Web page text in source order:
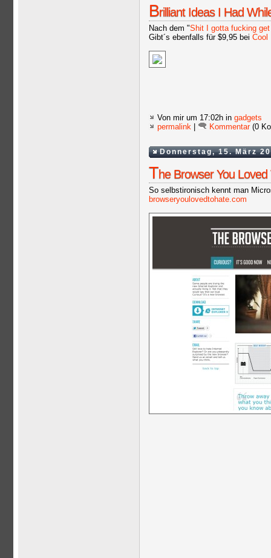
Brilliant Ideas I Had
Nach dem "Shit I gotta fucking get
Gibt´s ebenfalls für $9,95 bei Cool
Von mir um 17:02h in gadgets
permalink
Kommentar(0
Donnerstag, 15. März
The Browser You Loved
So selbstironisch kennt man
browseryoulovedtohate.com